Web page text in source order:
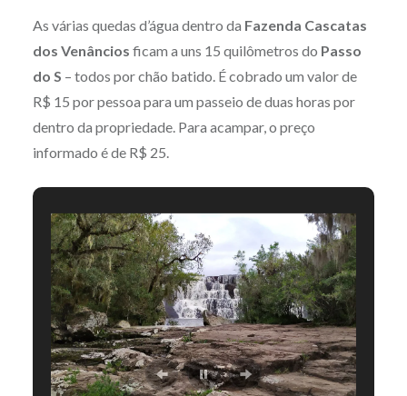
As várias quedas d’água dentro da Fazenda Cascatas
dos Venâncios ficam a uns 15 quilômetros do Passo
do S – todos por chão batido. É cobrado um valor de
R$ 15 por pessoa para um passeio de duas horas por
dentro da propriedade. Para acampar, o preço
informado é de R$ 25.